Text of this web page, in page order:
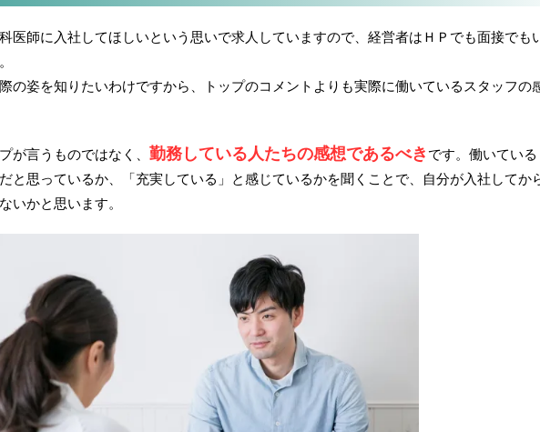
医師に入社してほしいという思いで求人していますので、経営者はＨＰでも面接でも
の姿を知りたいわけですから、トップのコメントよりも実際に働いているスタッフの
が言うものではなく、 勤務している人たちの感想であるべき です。働いている
と思っているか、「充実している」と感じているかを聞くことで、自分が入社してか
いかと思います。